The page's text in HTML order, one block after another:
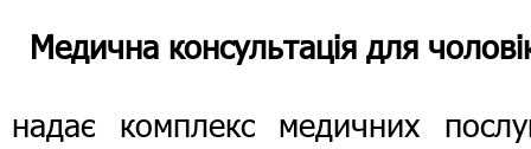
Медична консультація для
надає комплекс медичних